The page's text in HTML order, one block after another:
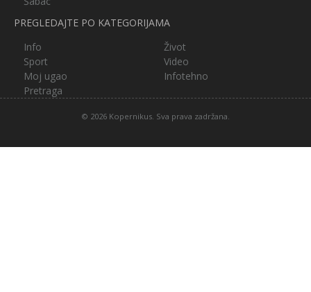
PREGLEDAJTE PO KATEGORIJAMA
Info
Život
Sport
Video
Moj ugao
Infotehno
Pretraga
© 2026 Kopernikus. Sva prava zadržana.